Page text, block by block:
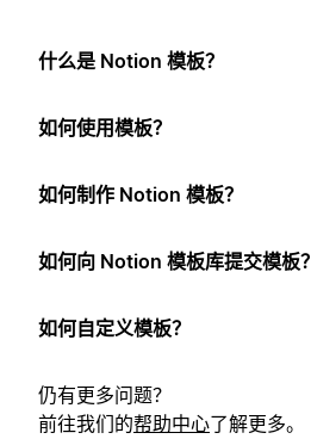
什么是 Notion 模板？
如何使用模板？
如何制作 Notion 模板？
如何向 Notion 模板库提交模板？
如何自定义模板？
仍有更多问题？
前往我们的帮助中心了解更多。